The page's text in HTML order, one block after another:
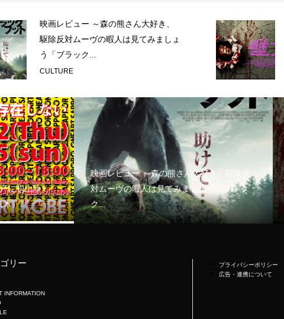
映画レビュー ～森の熊さん大好き、
駆除反対ムーヴの暇人は見てみましょ
う「ブラック...
CULTURE
に初上陸！
木）...
映画レビュー ～森の熊さん大好き、駆除反
対ムーヴの暇人は見てみましょう「ブラッ
ク...
リー
INFORMATION
プライバシーポリシー
広告・連携について